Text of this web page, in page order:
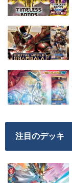
注目のデッキ